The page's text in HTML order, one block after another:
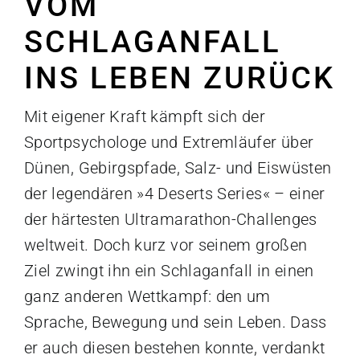
SCHLAGANFALL
INS LEBEN ZURÜCK
Mit eigener Kraft kämpft sich der
Sportpsychologe und Extremläufer über
Dünen, Gebirgspfade, Salz- und Eiswüsten
der legendären »4 Deserts Series« – einer
der härtesten Ultramarathon-Challenges
weltweit. Doch kurz vor seinem großen
Ziel zwingt ihn ein Schlaganfall in einen
ganz anderen Wettkampf: den um
Sprache, Bewegung und sein Leben. Dass
er auch diesen bestehen konnte, verdankt